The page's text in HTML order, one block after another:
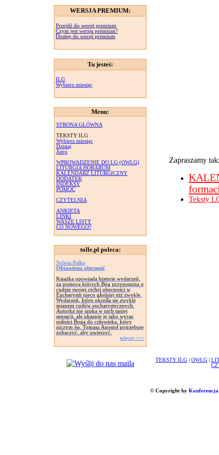
WERSJA PREMIUM:
Przejdź do wersji premium
Czym jest wersja premium?
Dostęp do wersji premium
Tu jesteś:
ILG
Wybierz miesiąc
Menu:
STRONA GŁÓWNA
TEKSTY ILG
Wybierz miesiąc
Dzisiaj
Jutro
WPROWADZENIE DO LG (OWLG)
LITURGIA HORARUM
KALENDARZ LITURGICZNY
DODATEK
INDEKSY
POMOC
CZYTELNIA
ANKIETA
LINKI
WASZE LISTY
CO NOWEGO?
tolle.pl poleca:
Sylwia Pałka
Objawiona obecność
Książka opowiada historie wydarzeń,
za pomocą których Bóg przypomina o
cudzie swojej cichej obecności w
Eucharystii nieco głośniej niż zwykle.
Wydarzeń, które określa się zwykle
mianem cudów eucharystycznych.
Autorka nie szuka w nich taniej
sensacji, ale ukazuje je jako wyraz
miłości Boga do człowieka, który
niczym św. Tomasz Apostoł potrzebuje
zobaczyć, aby uwierzyć.
więcej >>>
Zapraszamy
Teksty
TEKSTY ILG OWLG
© Copyright by Konferencja